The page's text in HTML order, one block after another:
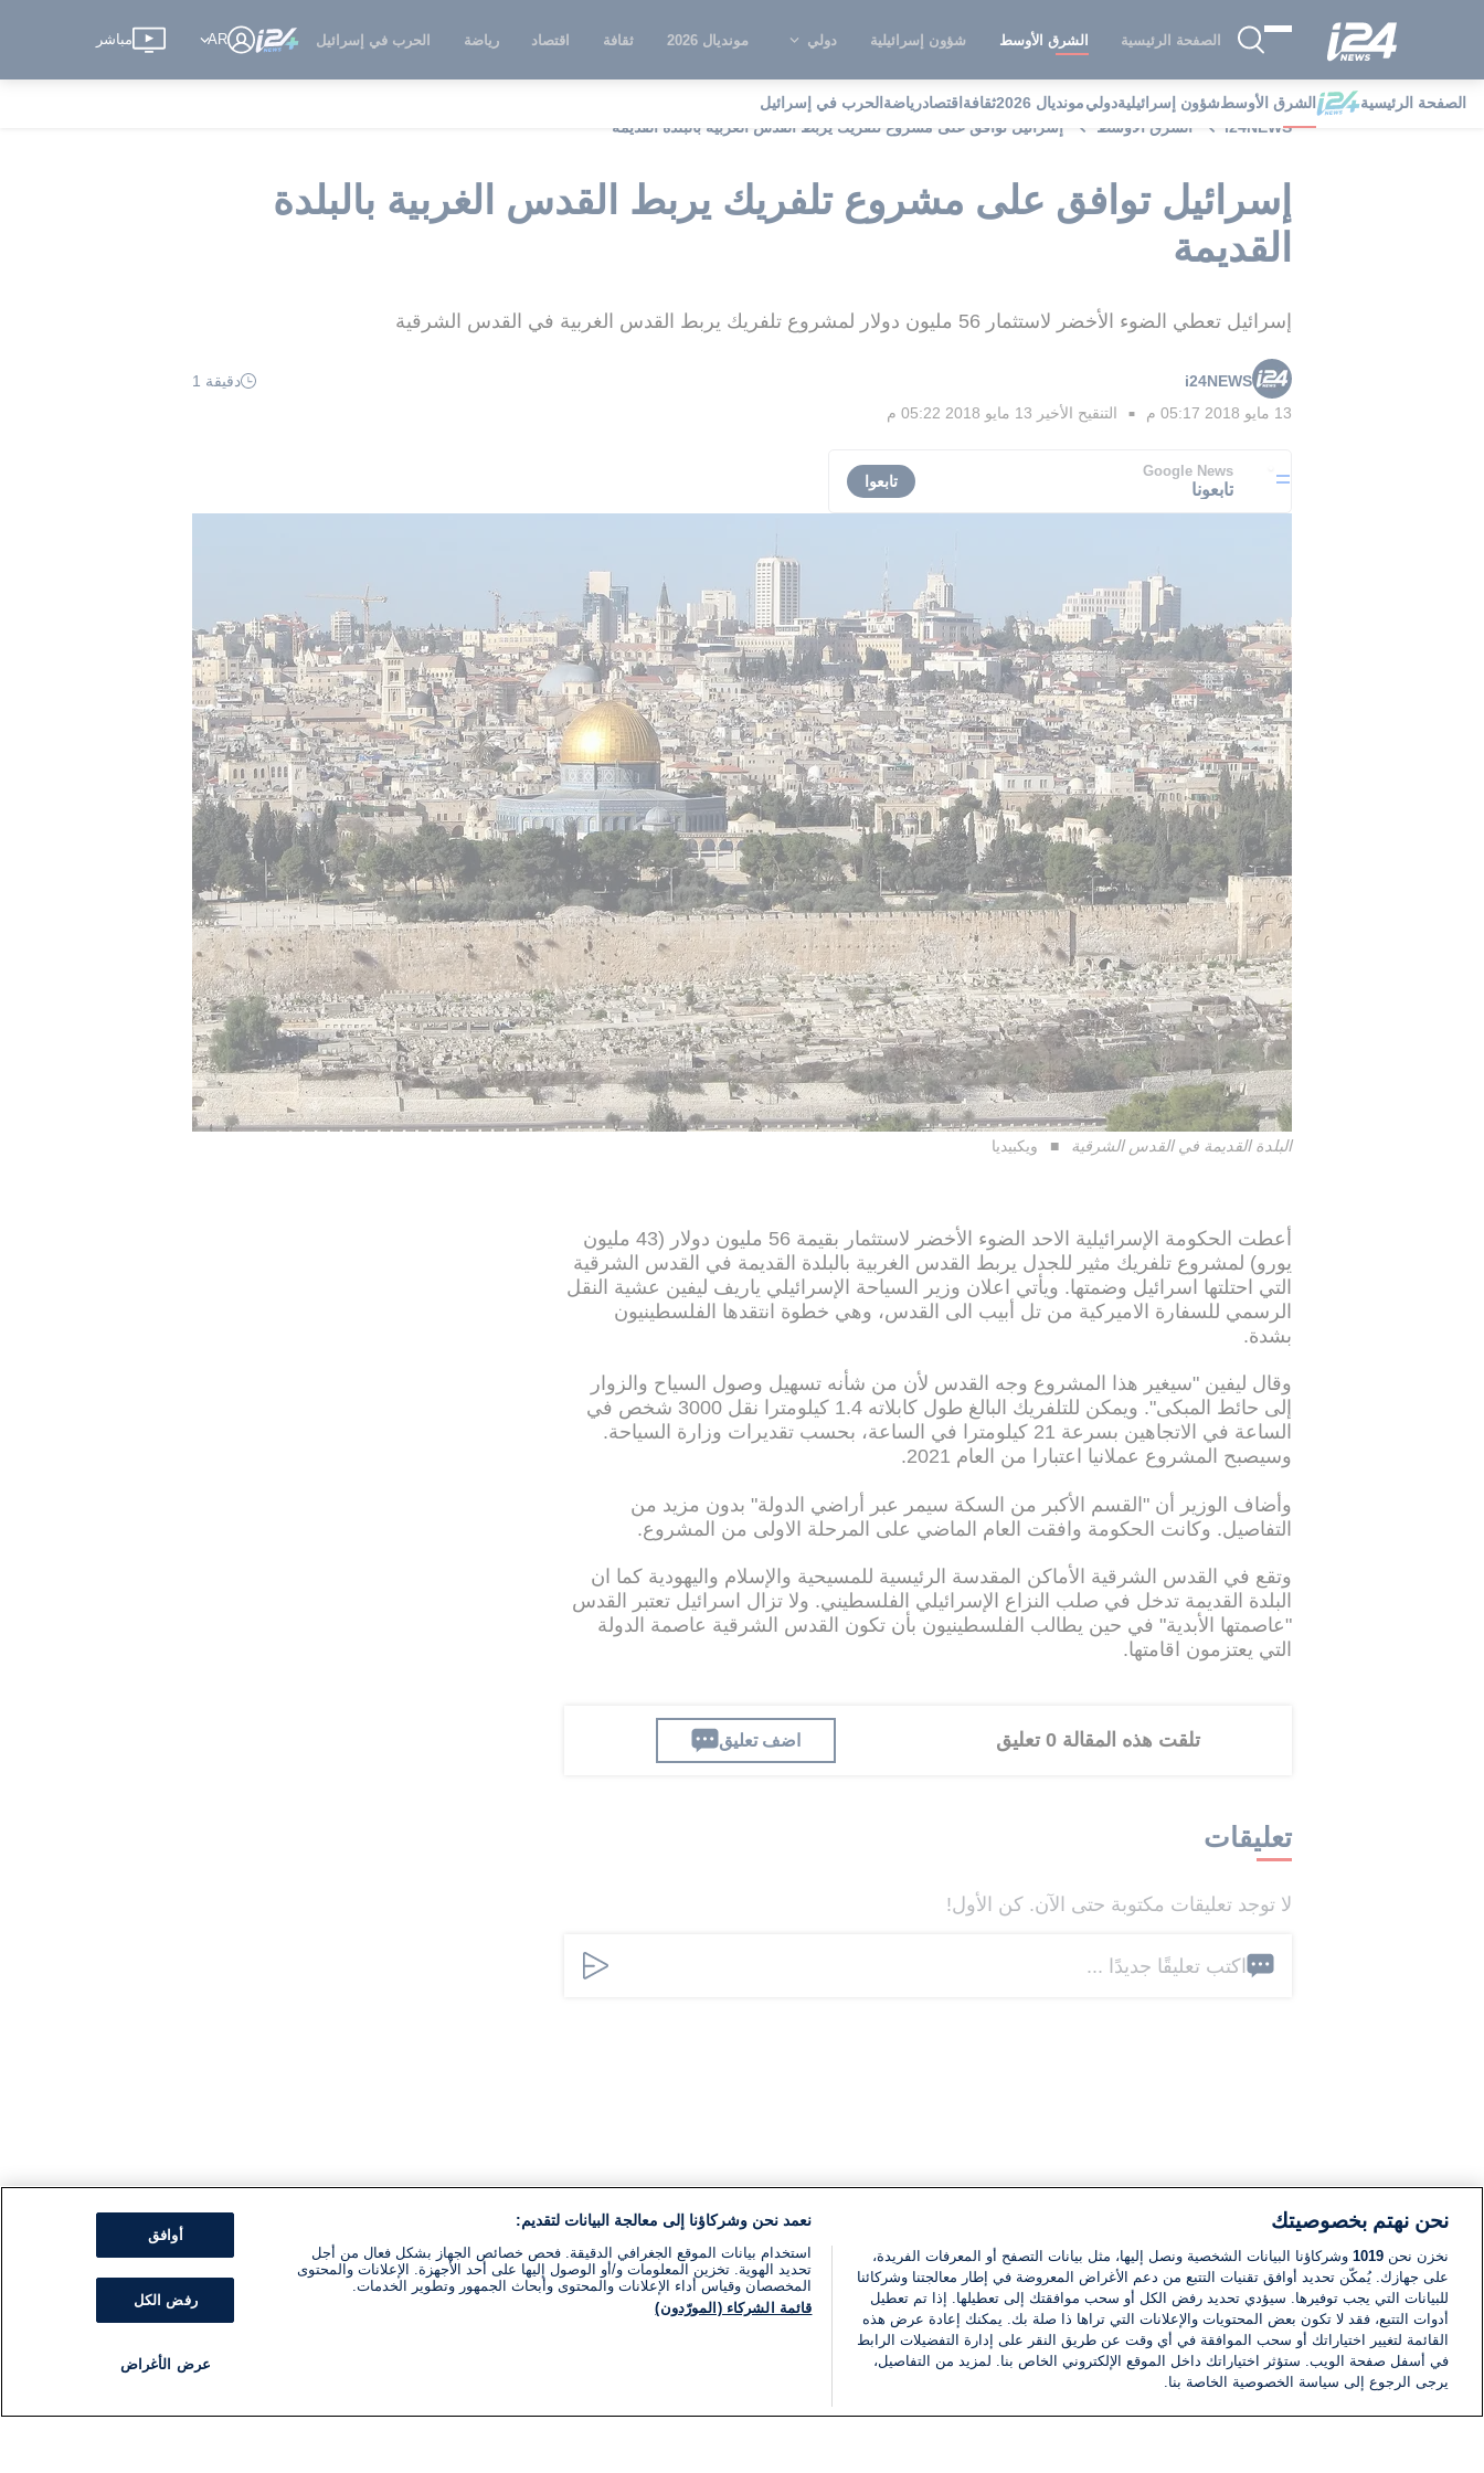
الصفحة الرئيسية الشرق الأوسط شؤون إسرائيلية دولي مونديال 2026 ثقافة اقتصاد رياضة الحرب في إسرائيل AR مباشر
الصفحة الرئيسية الشرق الأوسطشؤون إسرائيليةدوليمونديال 2026 ثقافة اقتصادرياضة الحرب في إسرائيل
i24NEWS
الشرق الأوسط إسرائيل توافق على مشروع تلفريك يربط القدس الغربية بالبلدة القديمة
إسرائيل توافق على مشروع تلفريك يربط القدس الغربية بالبلدة
القديمة
إسرائيل تعطي الضوء الأخضر لاستثمار 56 مليون دولار لمشروع تلفريك يربط القدس الغربية في القدس الشرقية
i24NEWS
دقيقة 1
13 مايو 2018 05:17 م
■ التنقيح الأخير 13 مايو 2018 05:22 م
Google News
تابعونا تابعوا
البلدة القديمة في القدس الشرقية ويكبيديا
أعطت الحكومة الإسرائيلية الاحد الضوء الأخضر لاستثمار بقيمة 56 مليون دولار (43 مليون
يورو) لمشروع تلفريك مثير للجدل يربط القدس الغربية بالبلدة القديمة في القدس الشرقية
التي احتلتها اسرائيل وضمتها. ويأتي اعلان وزير السياحة الإسرائيلي ياريف ليفين عشية النقل
الرسمي للسفارة الاميركية من تل أبيب الى القدس، وهي خطوة انتقدها الفلسطينيون
بشدة.
وقال ليفين "سيغير هذا المشروع وجه القدس لأن من شأنه تسهيل وصول السياح والزوار
إلى حائط المبكى". ويمكن للتلفريك البالغ طول كابلاته 1.4 كيلومترا نقل 3000 شخص في
الساعة في الاتجاهين بسرعة 21 كيلومترا في الساعة، بحسب تقديرات وزارة السياحة.
وسيصبح المشروع عملانيا اعتبارا من العام 2021.
وأضاف الوزير أن "القسم الأكبر من السكة سيمر عبر أراضي الدولة" بدون مزيد من
التفاصيل. وكانت الحكومة وافقت العام الماضي على المرحلة الاولى من المشروع.
وتقع في القدس الشرقية الأماكن المقدسة الرئيسية للمسيحية والإسلام واليهودية كما ان
البلدة القديمة تدخل في صلب النزاع الإسرائيلي الفلسطيني. ولا تزال اسرائيل تعتبر القدس
"عاصمتها الأبدية" في حين يطالب الفلسطينيون بأن تكون القدس الشرقية عاصمة الدولة
التي يعتزمون اقامتها.
تلقت هذه المقالة 0 تعليق اضف تعليق
تعليقات
لا توجد تعليقات مكتوبة حتى الآن. كن الأول!
اكتب تعليقًا جديدًا ...
نحن نهتم بخصوصيتك
نخزن نحن 1019 وشركاؤنا البيانات الشخصية ونصل إليها، مثل بيانات التصفح أو المعرفات الفريدة،
على جهازك. يُمكّن تحديد أوافق تقنيات التتبع من دعم الأغراض المعروضة في إطار معالجتنا وشركائنا
للبيانات التي يجب توفيرها. سيؤدي تحديد رفض الكل أو سحب موافقتك إلى تعطيلها. إذا تم تعطيل
أدوات التتبع، فقد لا تكون بعض المحتويات والإعلانات التي تراها ذا صلة بك. يمكنك إعادة عرض هذه
القائمة لتغيير اختياراتك أو سحب الموافقة في أي وقت عن طريق النقر على إدارة التفضيلات الرابط
في أسفل صفحة الويب. ستؤثر اختياراتك داخل الموقع الإلكتروني الخاص بنا. لمزيد من التفاصيل،
يرجى الرجوع إلى سياسة الخصوصية الخاصة بنا.
نعمد نحن وشركاؤنا إلى معالجة البيانات لتقديم:
استخدام بيانات الموقع الجغرافي الدقيقة. فحص خصائص الجهاز بشكل فعال من أجل
تحديد الهوية. تخزين المعلومات و/أو الوصول إليها على أحد الأجهزة. الإعلانات والمحتوى
المخصصان وقياس أداء الإعلانات والمحتوى وأبحاث الجمهور وتطوير الخدمات.
قائمة الشركاء (المورّدون)
أوافق
رفض الكل
عرض الأغراض